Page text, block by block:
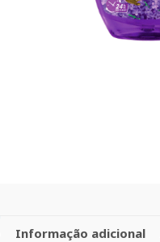
Informação adicional